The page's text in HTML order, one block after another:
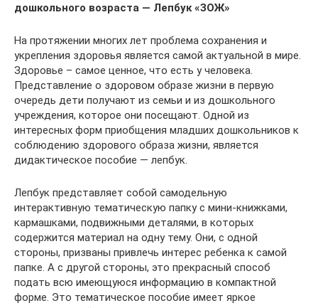
дошкольного возраста — Лепбук «ЗОЖ»
На протяжении многих лет проблема сохранения и
укрепления здоровья является самой актуальной в мире.
Здоровье – самое ценное, что есть у человека.
Представление о здоровом образе жизни в первую
очередь дети получают из семьи и из дошкольного
учреждения, которое они посещают. Одной из
интересных форм приобщения младших дошкольников к
соблюдению здорового образа жизни, является
дидактическое пособие — лепбук.
Лепбук представляет собой самодельную
интерактивную тематическую папку с мини-книжками,
кармашками, подвижными деталями, в которых
содержится материал на одну тему. Они, с одной
стороны, призваны привлечь интерес ребенка к самой
папке. А с другой стороны, это прекрасный способ
подать всю имеющуюся информацию в компактной
форме. Это тематическое пособие имеет яркое